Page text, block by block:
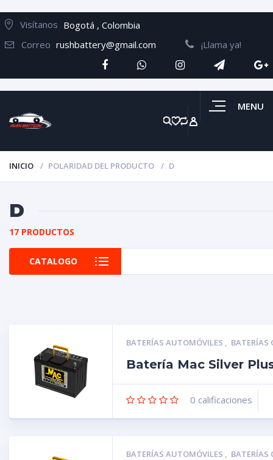
Visítanos Bogotá , Colombia
Correo rushbattery@gmail.com ¡Llama ya!
MENU
INICIO POLARIDAD DEL PRODUCTO D
D
17 PRODUCTOS
CATALOGO
BATERÍAS AUTOMÓVILES , BATERÍAS
Batería Mac Silver
0 calificaciones
BATERÍAS AUTOMÓVILES , BATERÍAS